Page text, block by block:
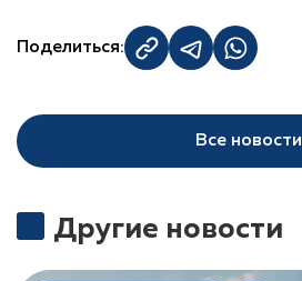
Поделиться:
Все новости
Другие новости